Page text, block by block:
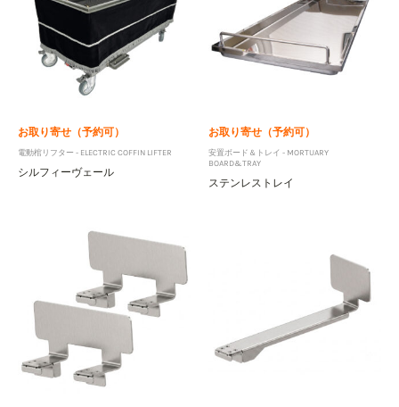
お取り寄せ（予約可）
電動棺リフター - ELECTRIC COFFIN LIFTER
シルフィーヴェール
お取り寄せ（予約可）
安置ボード＆トレイ - MORTUARY
BOARD&TRAY
ステンレストレイ